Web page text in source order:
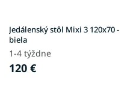
Jedálenský stôl Mixi 3 120x70 -
biela
1-4 týždne
120 €